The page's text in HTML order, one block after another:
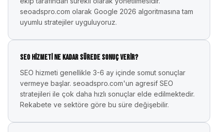
seoadspro.com olarak Google 2026 algoritmasına tam
uyumlu stratejiler uyguluyoruz.
SEO hizmeti ne kadar sürede sonuç verir?
SEO hizmeti genellikle 3-6 ay içinde somut sonuçlar
vermeye başlar. seoadspro.com'un agresif SEO
stratejileri ile çok daha hızlı sonuçlar elde edilmektedir.
Rekabete ve sektöre göre bu süre değişebilir.